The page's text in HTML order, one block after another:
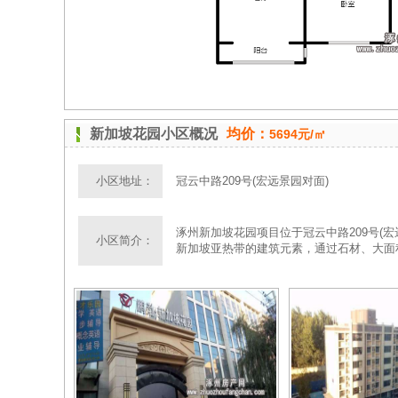
新加坡花园小区概况 均价： 5694元/㎡
小区地址： 冠云中路209号(宏远景园对面)
小区简介：
涿州新加坡花园项目位于冠云中路209号(
新加坡亚热带的建筑元素，通过石材、大